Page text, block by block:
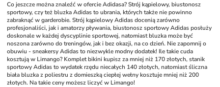
Co jeszcze można znaleźć w ofercie Adidasa? Strój kąpielowy, biustonosz
sportowy, czy też bluzka Adidas to ubrania, których także nie powinno
zabraknąć w garderobie. Strój kąpielowy Adidas docenią zarówno
profesjonaliści, jak i amatorzy pływania, biustonosz sportowy Adidas posłuży
doskonale w każdej dyscyplinie sportowej, natomiast bluzka może być
noszona zarówno do treningów, jak i bez okazji, na co dzień. Nie zapomnij o
obuwiu - sneakersy Adidas to niezwykle modny dodatek! Ile takie cuda
kosztują w Limango? Komplet bikini kupisz za mniej niż 170 złotych, stanik
sportowy Adidas to wydatek rzędu niecałych 140 złotych, natomiast śliczna
biała bluzka z poliestru z domieszką ciepłej wełny kosztuje mniej niż 200
złotych. Na takie ceny możesz liczyć w Limango!